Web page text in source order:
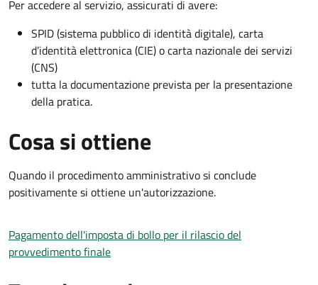
Per accedere al servizio, assicurati di avere:
SPID (sistema pubblico di identità digitale), carta
d’identità elettronica (CIE) o carta nazionale dei servizi
(CNS)
tutta la documentazione prevista per la presentazione
della pratica.
Cosa si ottiene
Quando il procedimento amministrativo si conclude
positivamente si ottiene un'autorizzazione.
Pagamento dell'imposta di bollo per il rilascio del
provvedimento finale